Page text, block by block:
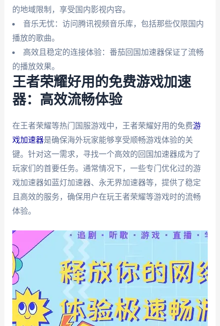
的地域限制，享受国内影视内容。
音乐无忧：访问腾讯视频音乐库，包括那些仅限国内
播放的歌曲。
高效且稳定的连接体验：番茄回国加速器保证了流畅
的播放效果。
王者荣耀好用的免费游戏加速
器：高效流畅体验
在王者荣耀等热门国服游戏中，王者荣耀好用的免费游
戏加速器是确保海外玩家能够享受顺畅游戏体验的关
键。针对这一需求，寻找一个高效的回国加速器成为了
玩家们的首要任务。通常情况下，一些专门优化过的游
戏加速器如蓝灯加速器、永无界加速器等，提供了稳定
且高效的服务，确保用户在玩王者荣耀等游戏时的流畅
体验。